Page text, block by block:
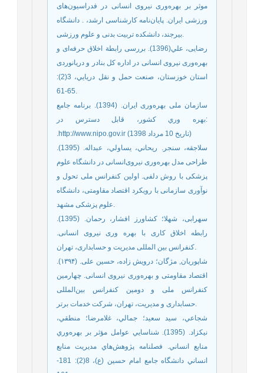
موثر بر بهره‌‌وری نیروی انسانی در فدراسیون‌‌های
ورزشی ایران. پایان‌نامه کارشناسی ارشد، . دانشگاه
بیرجند، دانشکده تربیت بدنی و علوم ورزشی.
رضایی، علي(1396). بررسی رابطة اخلاق حرفه‌ای و
بهره‌وری نیروی انسانی در اداره کل بنادر و دریانوردی
استان خوزستان، صنعت حمل و نقل دريايي، 3(2):
65-61.
سازمان ملی بهره‌‌وری ایران. (1394). برنامه جامع
بهره وري کشور، قابل دسترس در:
.http://www.nipo.gov.ir (تاریخ 10 مرداد 1398)
سلاجقه، سنجر. ريحاني، يساولي، عبداله. (1395).
طراحی مدل بهره‌وری نیروی‌انسانی در دانشگاه علوم
پزشکی با روش دلفی. اولین کنفرانس ملی تحول و
نوآوری سازمانی با رویکرد اقتصاد مقاومتی، دانشگاه
علوم پزشکی مشهد.
سهرابی، شهلا؛ کشاورز افشار، رحمان. (1395).
رابطه اخلاق کاری با بهره وری نیروی انسانی.
کنفرانس بین المللی مدیریت و حسابداری، تهران.
شاپوریان, مژگان؛ درویش زاده، حسین علی. (۱۳۹۴).
اقتصاد مقاومتی و بهره‌‌وری نیروی انسانی. چهارمین
کنفرانس ملی و دومین کنفرانس بین‌‌المللی
حسابداری و مدیریت، تهران، شرکت خدمات برتر.
شجاعي، سيد سعيد؛ جمالي، غلامرضا؛ منطقي،
نيكزاد. (1395). شناسايي عوامل مؤثر بر بهره‌وري
منابع انساني. فصلنامه پژوهش‌هاي مديريت منابع
انساني دانشگاه جامع امام حسين (ع)، 8(2): 181-